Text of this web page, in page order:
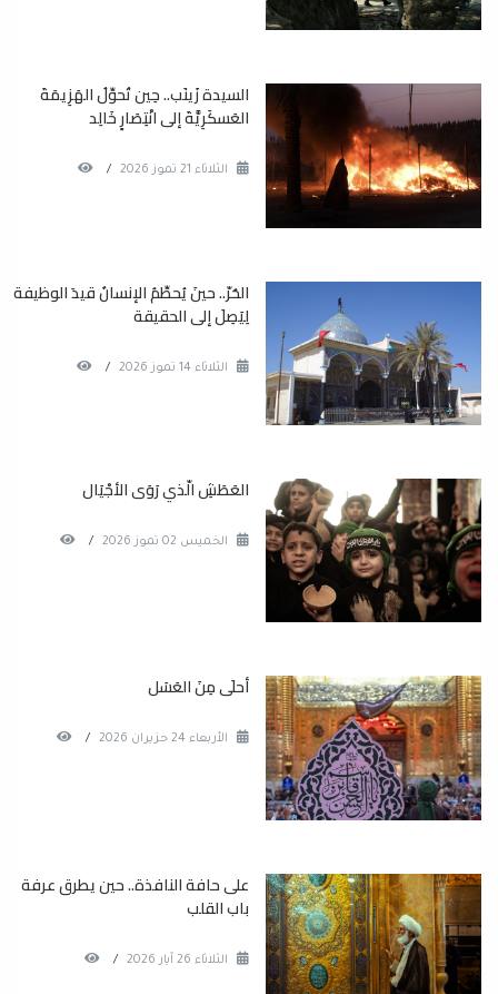
السيدة زَينَب.. حِين تُحوِّلُ الهَزِيمَةَ
العَسكَرِيَّةَ إلى انْتِصَارٍ خَالِد
الثلاثاء 21 تموز 2026 /
الحُرّ.. حينَ يُحطِّمُ الإنسانُ قيدَ الوظيفة
لِيَصِلَ إلى الحقيقة
الثلاثاء 14 تموز 2026 /
العَطَشِ الّذي رَوَى الأجْيَال
الخميس 02 تموز 2026 /
أحلَى مِنَ العَسَل
الأربعاء 24 حزيران 2026 /
على حافة النافذة.. حين يطرق عرفة
باب القلب
الثلاثاء 26 آيار 2026 /